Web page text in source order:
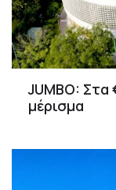
JUMBO: Στα
μέρισμα